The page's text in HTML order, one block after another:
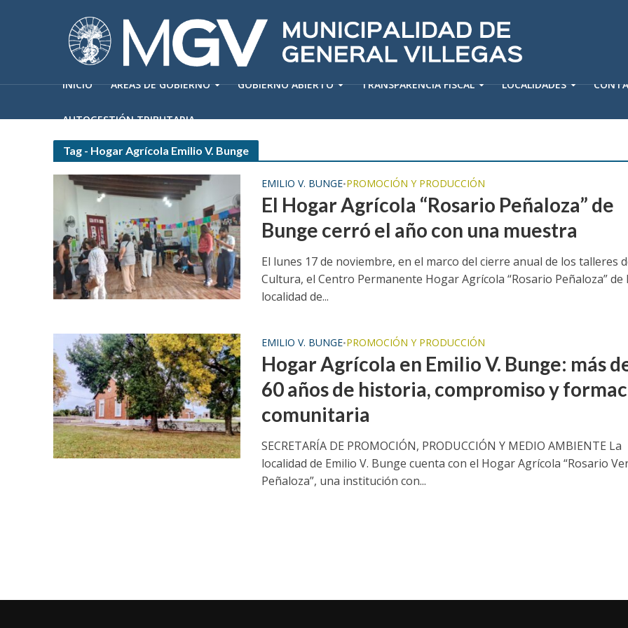
INICIO ÁREAS DE GOBIERNO GOBIERNO ABIERTO TRANSPARENCIA FISCAL LOCALIDADES
AUTOGESTIÓN TRIBUTARIA
Tag - Hogar Agrícola Emilio V. Bunge
EMILIO V. BUNGE•PROMOCIÓN Y PRODUCCIÓN
El Hogar Agrícola “Rosario Peñaloza” de
Bunge cerró el año con una muestra
El lunes 17 de noviembre, en el marco del cierre anual de los talleres
Cultura, el Centro Permanente Hogar Agrícola “Rosario Peñaloza” de
localidad de...
EMILIO V. BUNGE•PROMOCIÓN Y PRODUCCIÓN
Hogar Agrícola en Emilio V. Bunge: más
60 años de historia, compromiso y
comunitaria
SECRETARÍA DE PROMOCIÓN, PRODUCCIÓN Y MEDIO AMBIENTE La
localidad de Emilio V. Bunge cuenta con el Hogar Agrícola “Rosario
Peñaloza”, una institución con...